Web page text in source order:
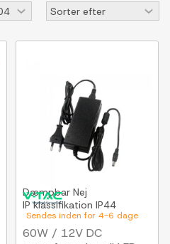
Sendes inden for 4-6 dage
Dæmpbar Nej
IP klassifikation IP44
60W / 12V DC